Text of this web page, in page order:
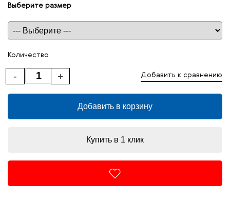
Выберите размер
Таблица размеров
Количество
+
- Добавить к сравнению
Добавить в корзину
Купить в 1 клик